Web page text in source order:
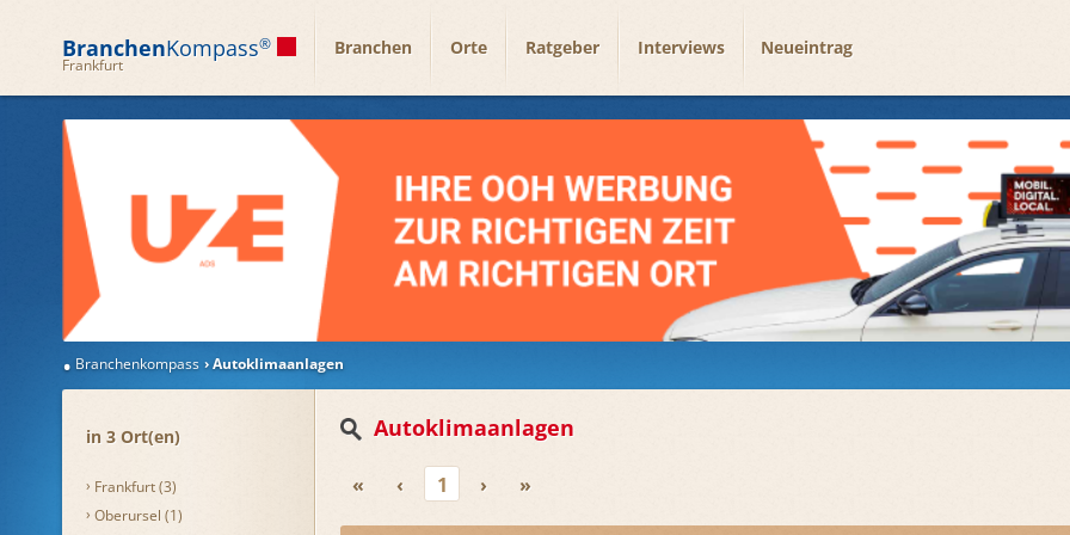
BranchenKompass®
Frankfurt
Branchen Orte Ratgeber Interviews Neueintrag
Branchenkompass Autoklimaanlagen
in 3 Ort(en)
Frankfurt (3)
Oberursel (1)
Autoklimaanlagen
« ‹ 1 › »